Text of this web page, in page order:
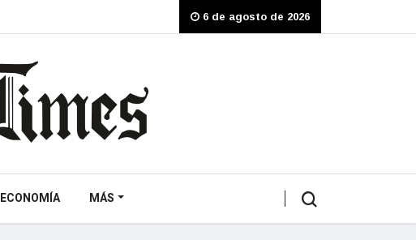
6 de agosto de 2026
ECONOMÍA MÁS